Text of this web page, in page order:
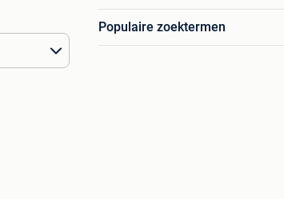
Populaire zoektermen